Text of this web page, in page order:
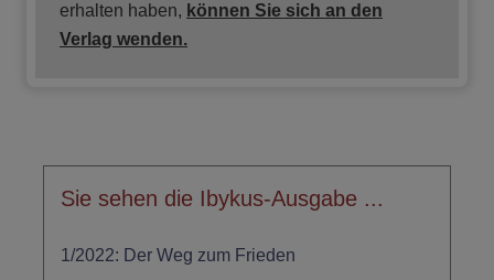
erhalten haben, können Sie sich an den
Verlag wenden.
Sie sehen die Ibykus-Ausgabe ...
1/2022: Der Weg zum Frieden